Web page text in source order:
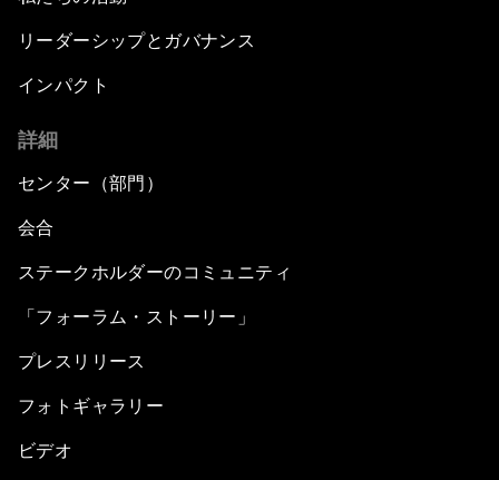
リーダーシップとガバナンス
インパクト
詳細
センター（部門）
会合
ステークホルダーのコミュニティ
「フォーラム・ストーリー」
プレスリリース
フォトギャラリー
ビデオ